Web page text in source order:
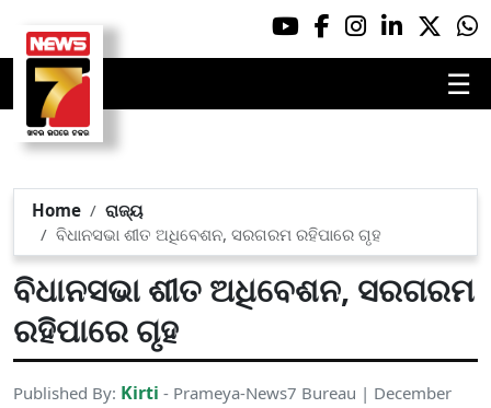
☰
Home
ରାଜ୍ୟ
ବିଧାନସଭା ଶୀତ ଅଧିବେଶନ, ସରଗରମ ରହିପାରେ ଗୃହ
ବିଧାନସଭା ଶୀତ ଅଧିବେଶନ, ସରଗରମ
ରହିପାରେ ଗୃହ
Published By: Kirti - Prameya-News7 Bureau | December